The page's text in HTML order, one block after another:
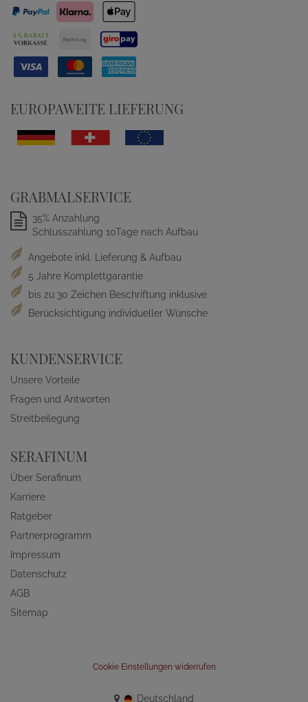
EUROPAWEITE LIEFERUNG
GRABMALSERVICE
35% Anzahlung
Schlusszahlung 10Tage nach Aufbau
Angebote inkl. Lieferung & Aufbau
5 Jahre Komplettgarantie
bis zu 30 Zeichen Beschriftung inklusive
Berücksichtigung individueller Wünsche
KUNDENSERVICE
Unsere Vorteile
Fragen und Antworten
Streitbeilegung
SERAFINUM
Über Serafinum
Karriere
Ratgeber
Partnerprogramm
Impressum
Datenschutz
AGB
Sitemap
Cookie Einstellungen widerrufen
Deutschland